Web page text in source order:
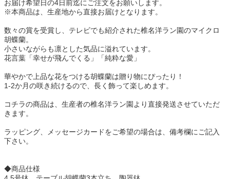
お届け希望日の4日前迄にご注文をお願いします。
※本商品は、生産地から直接お届けとなります。
数々の賞を受賞し、テレビでも紹介された椎名洋ラン園のマイクロ
胡蝶蘭。
小さいながらも凛とした気品に溢れています。
花言葉「幸せが飛んでくる」「純粋な愛」
華やかで上品な花をつける胡蝶蘭は贈り物にぴったり！
1-2か月の咲き続けるので、長く飾って楽しめます。
コチラの商品は、生産者の椎名洋ラン園より直接発送させていただ
きます。
ラッピング、メッセージカードをご希望の場合は、備考欄にご記入
下さい。
◆商品仕様